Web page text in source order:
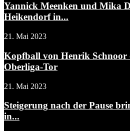
Yannick Meenken und Mika
Heikendorf in...
21. Mai 2023
Kopfball von Henrik Schnoor
Oberliga-Tor
21. Mai 2023
Steigerung nach der Pause
in...